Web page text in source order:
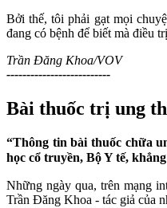
Bởi thế, tôi phải gạt mọi
đang có bệnh để biết mà điều
Trần Đăng Khoa/VOV
--------------------------
Bài thuốc trị ung
“Thông tin bài thuốc chữa
học cổ truyền, Bộ Y tế,
Những ngày qua, trên mạng
Trần Đăng Khoa - tác giả của